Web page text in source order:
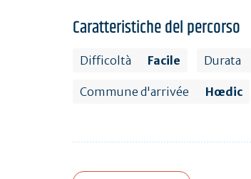
Caratteristiche del percorso
Difficoltà Facile Durata
Commune d'arrivée Hœdic